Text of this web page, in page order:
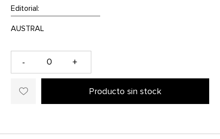
Editorial:
- +
Producto sin stock